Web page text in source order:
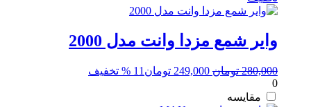
وایر شمع مزدا وانت مدل 2000
280,000 تومان قیمت
249,000 تومان 11 % تخفیف
0
مقایسه